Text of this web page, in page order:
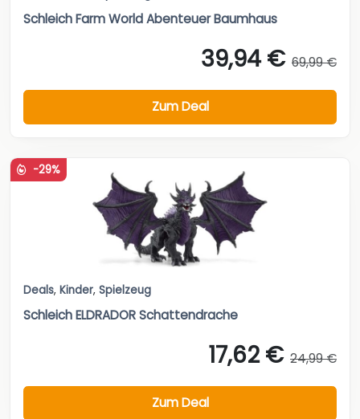
Schleich Farm World Abenteuer Baumhaus
39,94 € 69,99 €
Zum Deal
-29%
Deals, Kinder, Spielzeug
Schleich ELDRADOR Schattendrache
17,62 € 24,99 €
Zum Deal